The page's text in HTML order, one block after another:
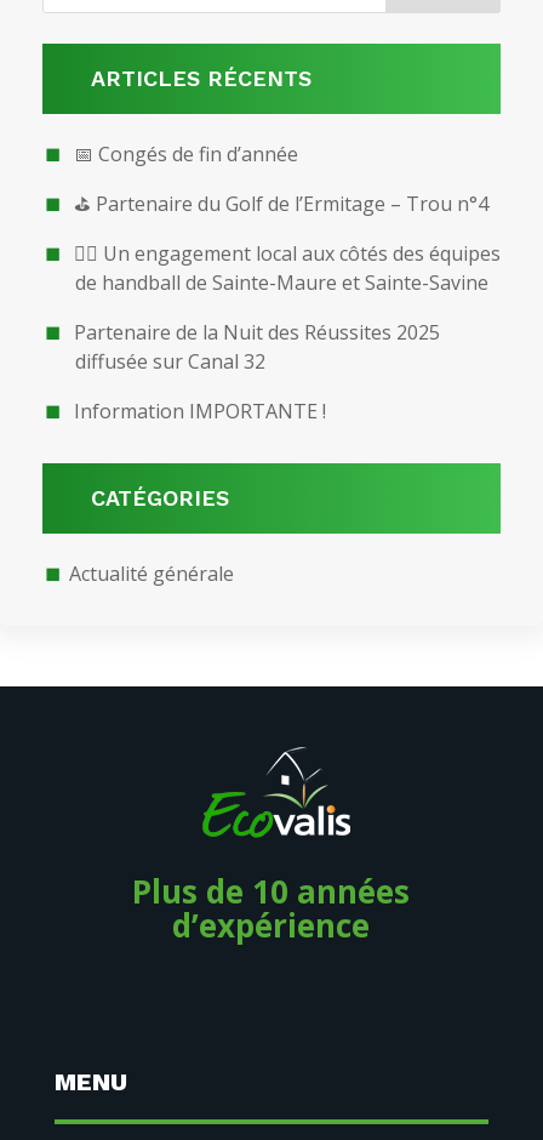
ARTICLES RÉCENTS
📅 Congés de fin d’année
⛳ Partenaire du Golf de l’Ermitage – Trou n°4
🤾‍♂️ Un engagement local aux côtés des équipes
de handball de Sainte-Maure et Sainte-Savine
Partenaire de la Nuit des Réussites 2025
diffusée sur Canal 32
Information IMPORTANTE !
CATÉGORIES
Actualité générale
Plus de 10 années
d’expérience
MENU